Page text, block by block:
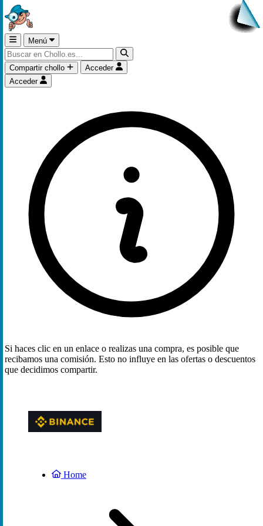
Menú
Compartir chollo
Acceder
Acceder
Si haces clic en un enlace o realizas una compra, es posible que
recibamos una comisión. Esto no influye en las ofertas o descuentos
que decidimos compartir.
Home